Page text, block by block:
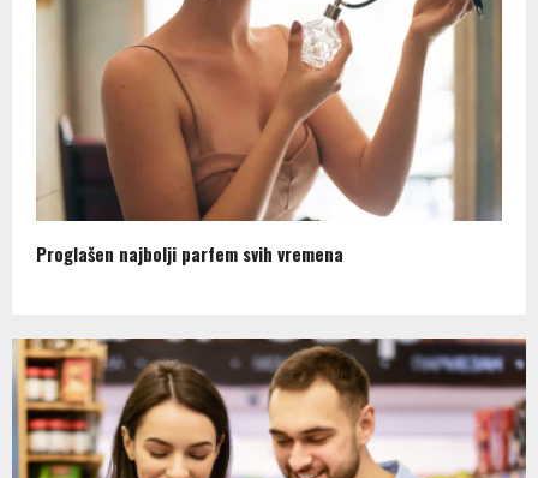
Proglašen najbolji parfem svih vremena